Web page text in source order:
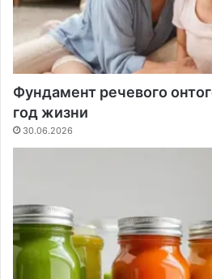
к
к
т
е
х
о
и
у
ч
Фундамент речевого
год жизни
30.06.2026